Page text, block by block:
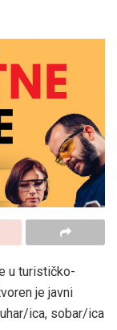
u turističko-
je javni
ica, sobar/ica